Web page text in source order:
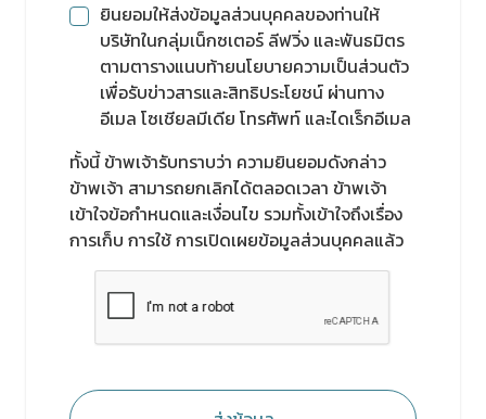
ยินยอมให้ส่งข้อมูลส่วนบุคคลของท่านให้
บริษัทในกลุ่มเน็กซเตอร์ ลีฟวิ่ง และพันธมิตร
ตามตารางแนบท้ายนโยบายความเป็นส่วนตัว
เพื่อรับข่าวสารและสิทธิประโยชน์ ผ่านทาง
อีเมล โซเชียลมีเดีย โทรศัพท์ และไดเร็กอีเมล
ทั้งนี้ ข้าพเจ้ารับทราบว่า ความยินยอมดังกล่าว
ข้าพเจ้า สามารถยกเลิกได้ตลอดเวลา ข้าพเจ้า
เข้าใจข้อกำหนดและเงื่อนไข รวมทั้งเข้าใจถึงเรื่อง
การเก็บ การใช้ การเปิดเผยข้อมูลส่วนบุคคลแล้ว